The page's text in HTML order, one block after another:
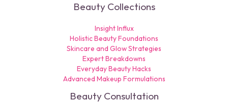
Beauty Collections
Insight Influx
Holistic Beauty Foundations
Skincare and Glow Strategies
Expert Breakdowns
Everyday Beauty Hacks
Advanced Makeup Formulations
Beauty Consultation